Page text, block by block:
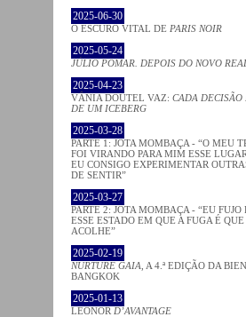
2025-06-30
O ESCURO VITAL DE PARIS NOIR
2025-05-24
JÚLIO POMAR. DEPOIS DO NOVO
2025-04-23
VÂNIA DOUTEL VAZ: CADA DECISÃO
DE UM ICEBERG
2025-03-28
PARTE 1: JOTA MOMBAÇA - “O MEU
FOI VIRANDO PARA MIM ESSE
EU CONSIGO EXPERIMENTAR
DE SENTIR”
2025-03-27
PARTE 2: JOTA MOMBAÇA - “EU FUJO
ESSE ESTADO EM QUE A FUGA É
ACOLHE”
2025-02-19
NURTURE GAIA , A 4.ª EDIÇÃO DA
BANGKOK
2025-01-13
LEONOR D’AVANTAGE